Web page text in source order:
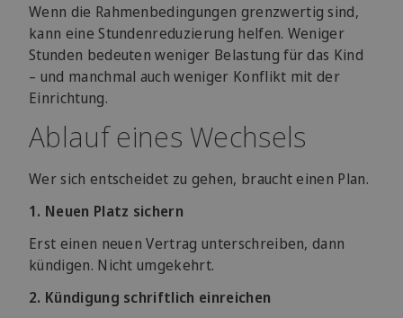
Wenn die Rahmenbedingungen grenzwertig sind,
kann eine Stundenreduzierung helfen. Weniger
Stunden bedeuten weniger Belastung für das Kind
– und manchmal auch weniger Konflikt mit der
Einrichtung.
Ablauf eines Wechsels
Wer sich entscheidet zu gehen, braucht einen Plan.
1. Neuen Platz sichern
Erst einen neuen Vertrag unterschreiben, dann
kündigen. Nicht umgekehrt.
2. Kündigung schriftlich einreichen